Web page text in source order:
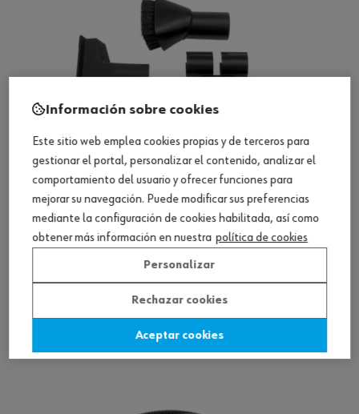
ref.:0701112006
DDU JUEGO BOQUILLAS ASPIRADOR TSS 12
Loading...
Información sobre cookies
Este sitio web emplea cookies propias y de terceros para
gestionar el portal, personalizar el contenido, analizar el
comportamiento del usuario y ofrecer funciones para
mejorar su navegación. Puede modificar sus preferencias
mediante la configuración de cookies habilitada, así como
obtener más información en nuestra política de cookies
Personalizar
Rechazar cookies
Aceptar cookies